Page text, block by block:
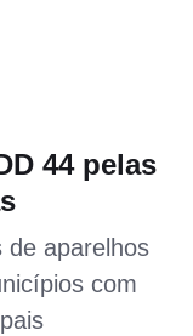
44 pelas
de aparelhos
com